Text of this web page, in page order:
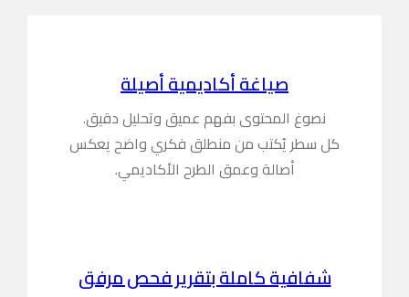
صياغة أكاديمية أصيلة
نصوغ المحتوى بفهم عميق وتحليل دقيق.
كل سطر يُكتب من منطلق فكري واضح يعكس
أصالة وعمق الطرح الأكاديمي.
شفافية كاملة بتقرير فحص مرفق